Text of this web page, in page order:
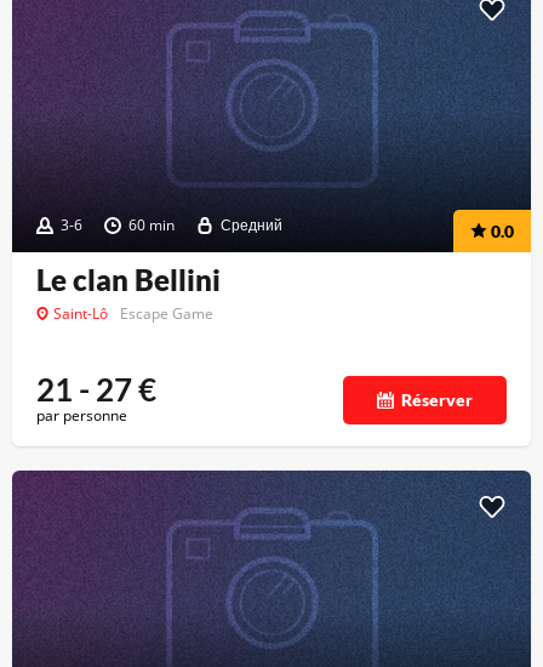
3-6 60 min Средний 0.0
Le clan Bellini
Saint-Lô Escape Game
21 - 27€
par personne
Réserver